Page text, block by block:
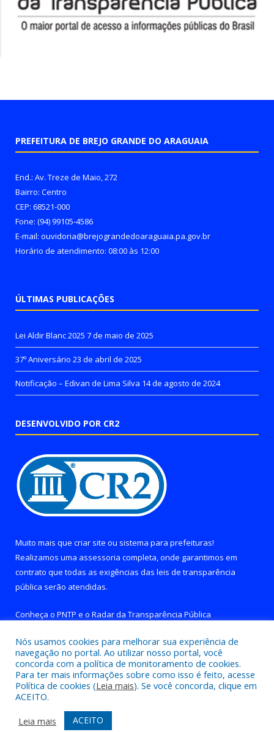
PREFEITURA DE BREJO GRANDE DO ARAGUAIA
End.: Av. Treze de Maio, 272
Bairro: Centro
CEP: 68521-000
Fone: (94) 99105-4586
E-mail: ouvidoria@brejograndedoaraguaia.pa.gov.br
Horário de atendimento: 08:00 às 12:00
ÚLTIMAS PUBLICAÇÕES
Lei Aldir Blanc 2025 7 de maio de 2025
37º Aniversário 23 de abril de 2025
Notificação – Edivan de Lima Silva 14 de agosto de 2024
DESENVOLVIDO POR CR2
Muito mais que criar site ou sistema para prefeituras!
Realizamos uma assessoria completa, onde garantimos em
contrato que todas as exigências das leis de transparência
pública serão atendidas.
Conheça o PNTP e o Radar da Transparência Pública
Todos os direitos reservados a Prefeitura de Brejo Grande do
Araguaia.
Mapa do Site
Acessar Área Administrativa
Nós usamos cookies para melhorar sua experiência de
navegação no portal. Ao utilizar nosso portal, você
concorda com a política de monitoramento de cookies.
Para ter mais informações sobre como isso é feito, acesse
Política de cookies (Leia mais). Se você concorda, clique em
ACEITO.
Leia mais
ACEITO